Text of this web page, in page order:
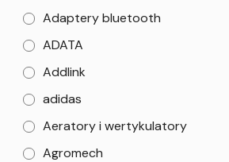
Adaptery bluetooth
ADATA
Addlink
adidas
Aeratory i wertykulatory
Agromech